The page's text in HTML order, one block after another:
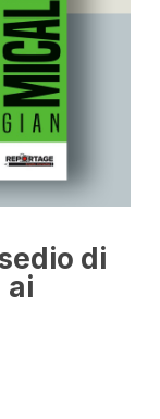
di
ai